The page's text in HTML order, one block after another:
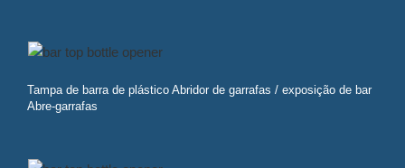
Tampa de barra de plástico Abridor de garrafas / exposição de bar
Abre-garrafas